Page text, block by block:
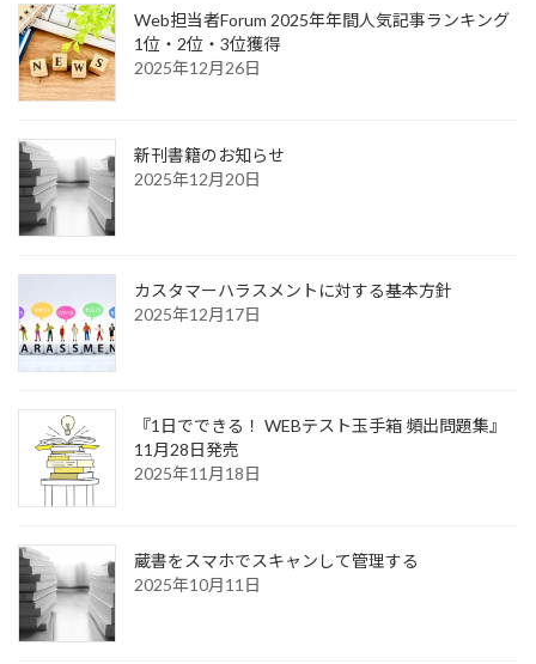
Web担当者Forum 2025年年間人気記事ランキング
1位・2位・3位獲得
2025年12月26日
新刊書籍のお知らせ
2025年12月20日
カスタマーハラスメントに対する基本方針
2025年12月17日
『1日でできる！ WEBテスト玉手箱 頻出問題集』
11月28日発売
2025年11月18日
蔵書をスマホでスキャンして管理する
2025年10月11日